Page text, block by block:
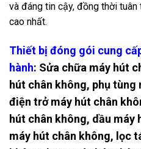
và đáng tin cậy, đồng thời
cao nhất.
Thiết bị đóng gói cung
hành: Sửa chữa máy hút
hút chân không, phụ
điện trở máy hút chân
hút chân không, dầu máy
máy hút chân không, lọc